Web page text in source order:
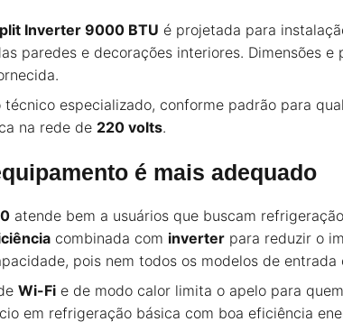
Inverter 9000 BTU é projetada para
paredes e decorações interiores. Dimensões
especializado, conforme padrão para
na rede de 220 volts.
é mais adequado
atende bem a usuários que buscam
combinada com inverter para reduzir o
pois nem todos os modelos de entrada
Wi-Fi e de modo calor limita o apelo para
em refrigeração básica com boa eficiência